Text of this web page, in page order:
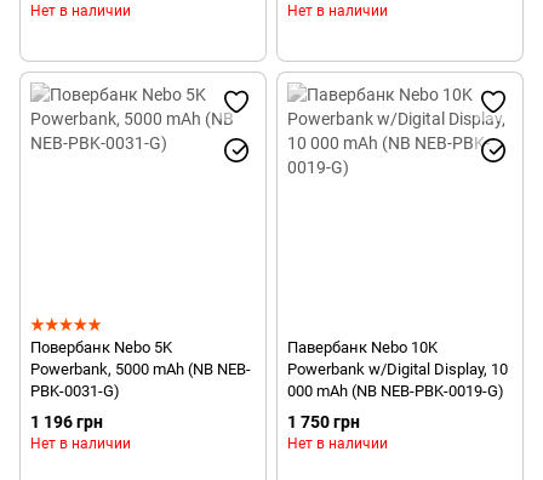
Нет в наличии Нет в наличии
Повербанк Nebo 5K
Powerbank, 5000 mAh (NB NEB-
PBK-0031-G)
1 196 грн
Нет в наличии
Павербанк Nebo 10K
Powerbank w/Digital Display, 10
000 mAh (NB NEB-PBK-0019-G)
1 750 грн
Нет в наличии